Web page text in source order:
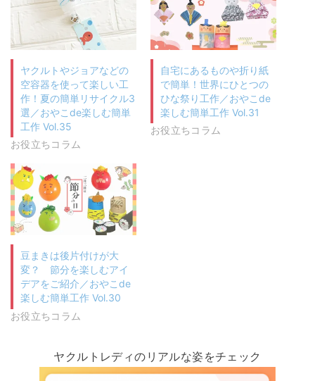
ヤクルトやジョアなどの
空容器を使って楽しい工
作！夏の簡単リサイクル3
選／おやこde楽しむ簡単
工作 Vol.35
お役立ちコラム
自宅にあるものや折り紙
で簡単！世界にひとつの
ひな祭り工作／おやこde
楽しむ簡単工作 Vol.31
お役立ちコラム
豆まきは後片付けが大
変？ 節分を楽しむアイ
デアをご紹介／おやこde
楽しむ簡単工作 Vol.30
お役立ちコラム
ヤクルトレディのリアルな姿をチェック